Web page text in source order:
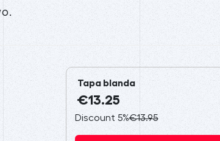
Tapa blanda
€13.25
Discount 5%€13.95